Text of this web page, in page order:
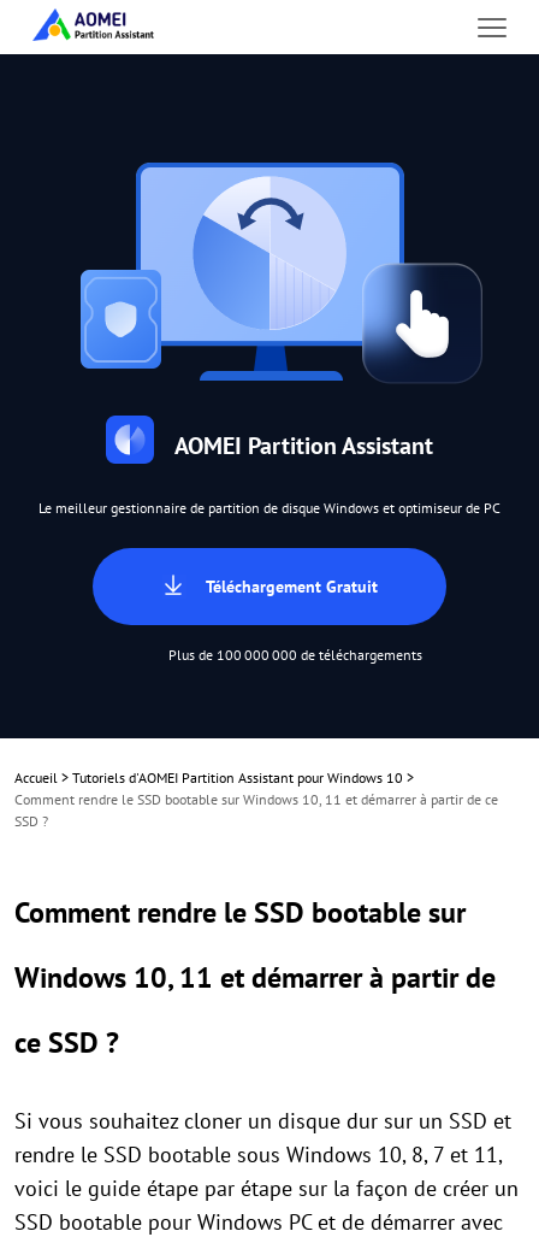
AOMEI Partition Assistant
Le meilleur gestionnaire de partition de disque Windows et optimiseur de PC
Téléchargement Gratuit
Plus de 100 000 000 de téléchargements
Accueil > Tutoriels d'AOMEI Partition Assistant pour Windows 10 >
Comment rendre le SSD bootable sur Windows 10, 11 et démarrer à partir de ce
SSD ?
Comment rendre le SSD bootable sur
Windows 10, 11 et démarrer à partir de
ce SSD ?
Si vous souhaitez cloner un disque dur sur un SSD et
rendre le SSD bootable sous Windows 10, 8, 7 et 11,
voici le guide étape par étape sur la façon de créer un
SSD bootable pour Windows PC et de démarrer avec